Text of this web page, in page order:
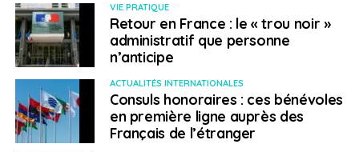
VIE PRATIQUE
Retour en France : le « trou noir »
administratif que personne
n’anticipe
ACTUALITÉS INTERNATIONALES
Consuls honoraires : ces bénévoles
en première ligne auprès des
Français de l’étranger